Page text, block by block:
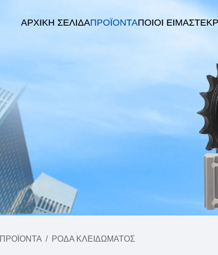
ΑΡΧΙΚΉ ΣΕΛΊΔΑΠΡΟΪΌΝΤΑΠΟΙΟΙ ΕΊΜΑΣΤΕ
ΠΡΟΪΌΝΤΑ / ΡΌΔΑ ΚΛΕΙΔΏΜΑΤΟΣ